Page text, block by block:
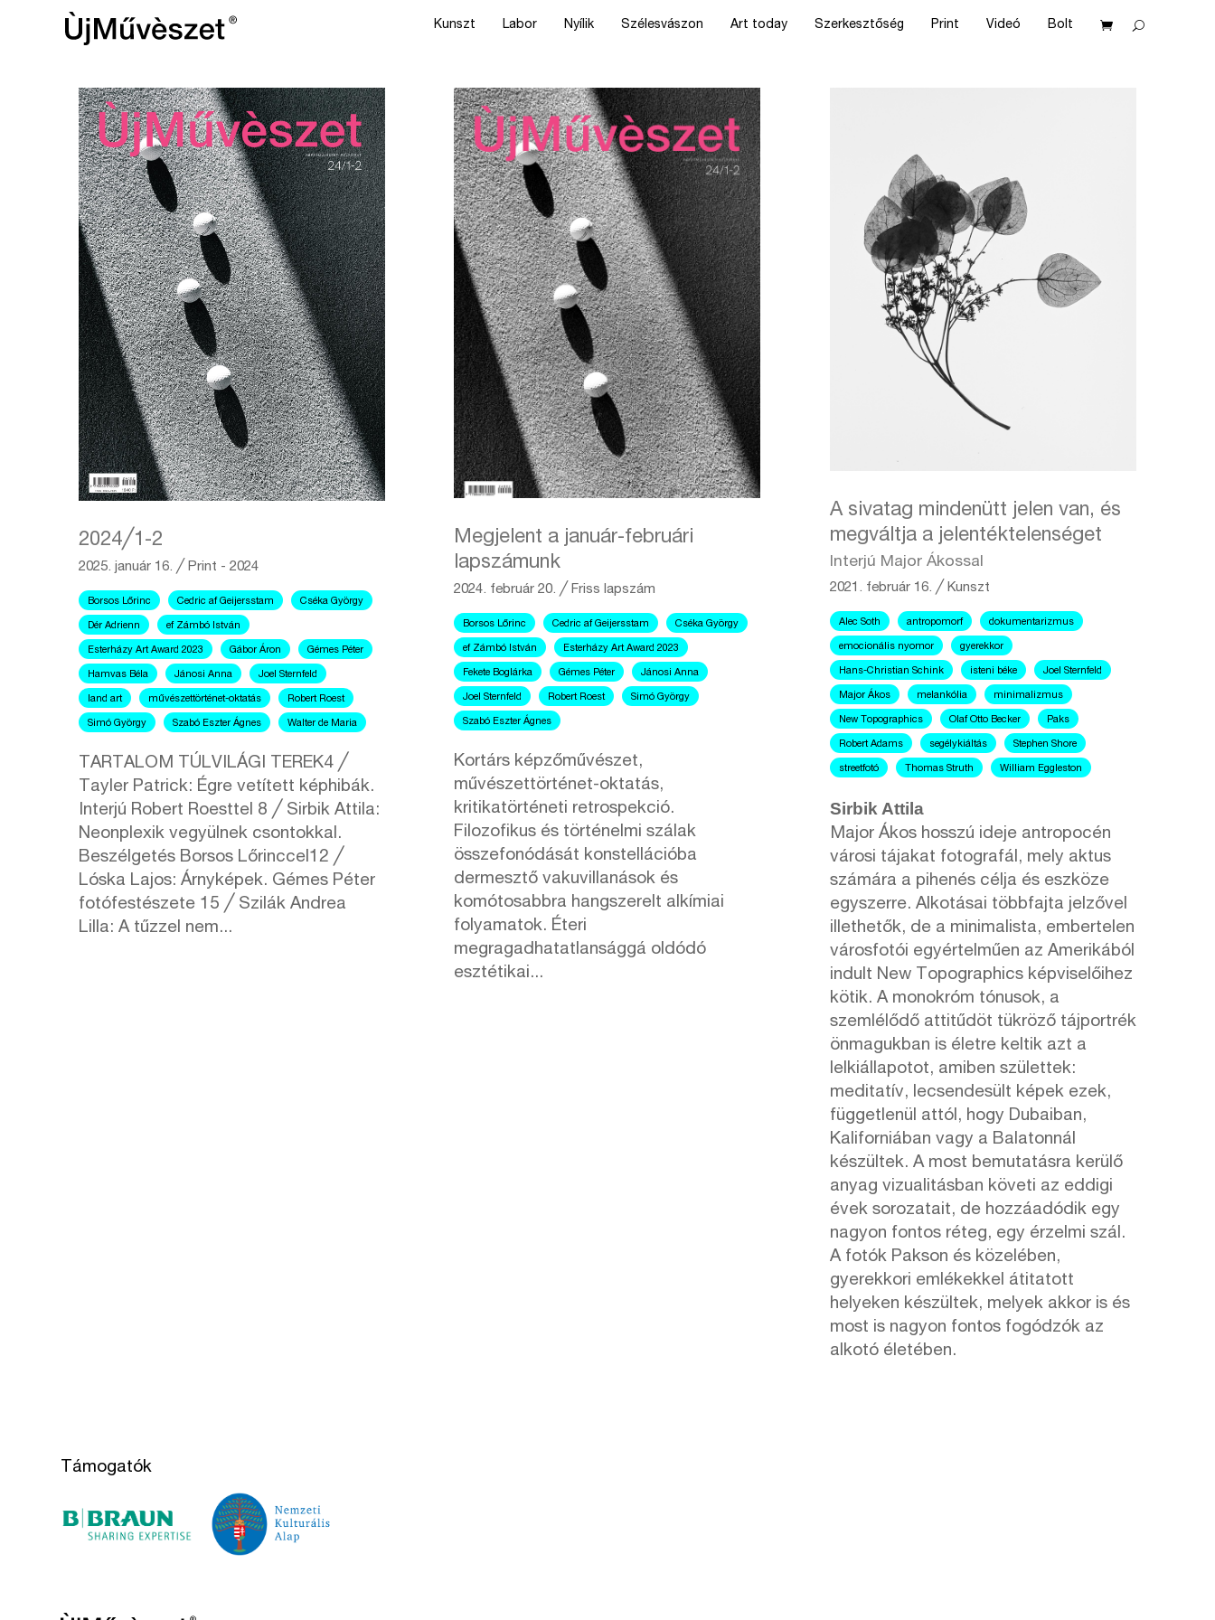
Kunszt Labor Nyílik Szélesvászon Art today Szerkesztőség Print Videó Bolt
2024╱1-2
2025. január 16. ╱Print - 2024
Borsos Lőrinc Cedric af Geijersstam Cséka György
Dér Adrienn ef Zámbó István
Esterházy Art Award 2023 Gábor Áron Gémes Péter
Hamvas Béla Jánosi Anna Joel Sternfeld
land art művészettörténet-oktatás Robert Roest
Simó György Szabó Eszter Ágnes Walter de Maria
TARTALOM TÚLVILÁGI TEREK4 ╱
Tayler Patrick: Égre vetített képhibák.
Interjú Robert Roesttel 8 ╱ Sirbik Attila:
Neonplexik vegyülnek csontokkal.
Beszélgetés Borsos Lőrinccel12 ╱
Lóska Lajos: Árnyképek. Gémes Péter
fotófestészete 15 ╱ Szilák Andrea
Lilla: A tűzzel nem...
Megjelent a január-februári
lapszámunk
2024. február 20. ╱Friss lapszám
Borsos Lőrinc Cedric af Geijersstam Cséka György
ef Zámbó István Esterházy Art Award 2023
Fekete Boglárka Gémes Péter Jánosi Anna
Joel Sternfeld Robert Roest Simó György
Szabó Eszter Ágnes
Kortárs képzőművészet,
művészettörténet-oktatás,
kritikatörténeti retrospekció.
Filozofikus és történelmi szálak
összefonódását konstellációba
dermesztő vakuvillanások és
komótosabbra hangszerelt alkímiai
folyamatok. Éteri
megragadhatatlansággá oldódó
esztétikai...
A sivatag mindenütt jelen van, és
megváltja a jelentéktelenséget
Interjú Major Ákossal
2021. február 16. ╱ Kunszt
Alec Soth antropomorf dokumentarizmus
emocionális nyomor gyerekkor
Hans-Christian Schink isteni béke Joel Sternfeld
Major Ákos melankólia minimalizmus
New Topographics Olaf Otto Becker Paks
Robert Adams segélykiáltás Stephen Shore
streetfotó Thomas Struth William Eggleston
Sirbik Attila
Major Ákos hosszú ideje antropocén
városi tájakat fotografál, mely aktus
számára a pihenés célja és eszköze
egyszerre. Alkotásai többfajta jelzővel
illethetők, de a minimalista, embertelen
városfotói egyértelműen az Amerikából
indult New Topographics képviselőihez
kötik. A monokróm tónusok, a
szemlélődő attitűdöt tükröző tájportrék
önmagukban is életre keltik azt a
lelkiállapotot, amiben születtek:
meditatív, lecsendesült képek ezek,
függetlenül attól, hogy Dubaiban,
Kaliforniában vagy a Balatonnál
készültek. A most bemutatásra kerülő
anyag vizualitásban követi az eddigi
évek sorozatait, de hozzáadódik egy
nagyon fontos réteg, egy érzelmi szál.
A fotók Pakson és közelében,
gyerekkori emlékekkel átitatott
helyeken készültek, melyek akkor is és
most is nagyon fontos fogódzók az
alkotó életében.
Támogatók